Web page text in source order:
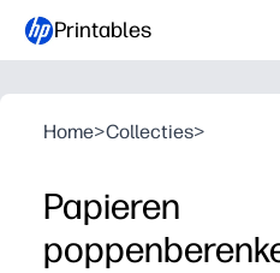
Printables
Home>Collecties>
Papieren